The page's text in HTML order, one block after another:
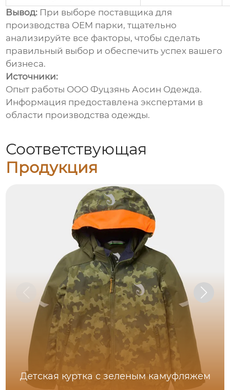
Вывод: При выборе поставщика для
производства OEM парки, тщательно
анализируйте все факторы, чтобы сделать
правильный выбор и обеспечить успех вашего
бизнеса.
Источники:
Опыт работы ООО Фуцзянь Аосин Одежда.
Информация предоставлена экспертами в
области производства одежды.
Соответствующая
Продукция
Детская куртка с зеленым камуфляжем